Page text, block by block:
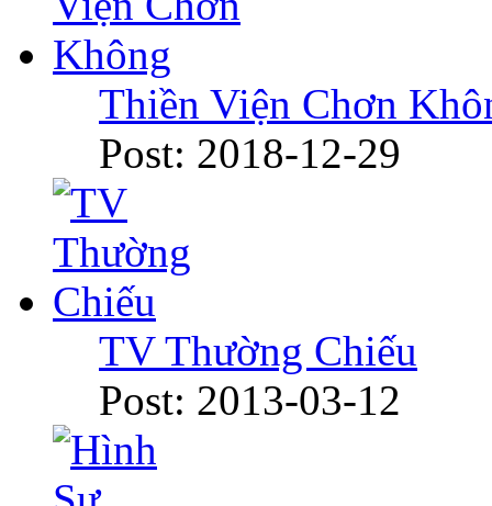
Thiền Viện Chơn
Post: 2018-12-29
TV Thường Chiếu
Post: 2013-03-12